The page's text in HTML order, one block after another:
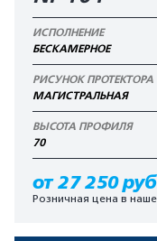
ИСПОЛНЕНИЕ
БЕСКАМЕРНОЕ
РИСУНОК ПРОТЕКТОРА
МАГИСТРАЛЬНАЯ
ВЫСОТА ПРОФИЛЯ
70
от 27 250
Розничная цена в